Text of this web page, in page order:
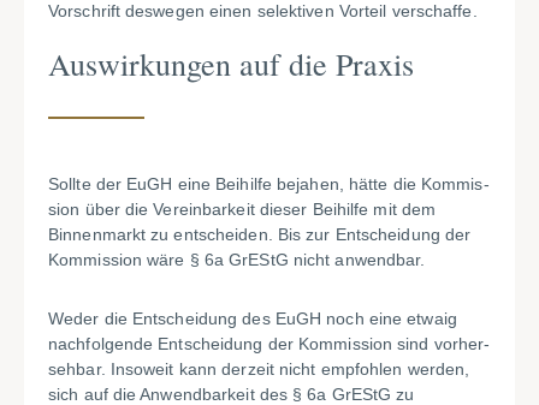
Vorschrift deswegen einen selektiven Vorteil verschaffe.
Auswirkungen auf die Praxis
Sollte der EuGH eine Beihilfe bejahen, hätte die Kommis­
sion über die Vereinbarkeit dieser Beihilfe mit dem
Binnenmarkt zu entscheiden. Bis zur Entscheidung der
Kommission wäre § 6a GrEStG nicht anwendbar.
Weder die Entscheidung des EuGH noch eine etwaig
nachfolgende Entscheidung der Kommission sind vorher­
sehbar. Insoweit kann derzeit nicht empfohlen werden,
sich auf die Anwendbarkeit des § 6a GrEStG zu